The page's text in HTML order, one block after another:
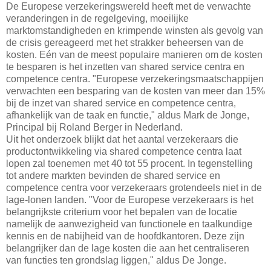
De Europese verzekeringswereld heeft met de verwachte
veranderingen in de regelgeving, moeilijke
marktomstandigheden en krimpende winsten als gevolg van
de crisis gereageerd met het strakker beheersen van de
kosten. Eén van de meest populaire manieren om de kosten
te besparen is het inzetten van shared service centra en
competence centra. "Europese verzekeringsmaatschappijen
verwachten een besparing van de kosten van meer dan 15%
bij de inzet van shared service en competence centra,
afhankelijk van de taak en functie," aldus Mark de Jonge,
Principal bij Roland Berger in Nederland.
Uit het onderzoek blijkt dat het aantal verzekeraars die
productontwikkeling via shared competence centra laat
lopen zal toenemen met 40 tot 55 procent. In tegenstelling
tot andere markten bevinden de shared service en
competence centra voor verzekeraars grotendeels niet in de
lage-lonen landen. "Voor de Europese verzekeraars is het
belangrijkste criterium voor het bepalen van de locatie
namelijk de aanwezigheid van functionele en taalkundige
kennis en de nabijheid van de hoofdkantoren. Deze zijn
belangrijker dan de lage kosten die aan het centraliseren
van functies ten grondslag liggen," aldus De Jonge.